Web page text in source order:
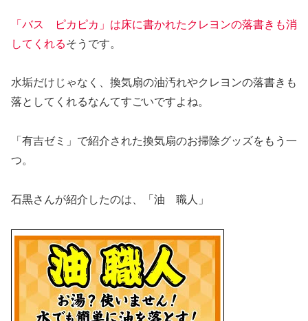
「バス ピカピカ」は床に書かれたクレヨンの落書きも消
してくれるそうです。
水垢だけじゃなく、換気扇の油汚れやクレヨンの落書きも
落としてくれるなんてすごいですよね。
「有吉ゼミ」で紹介された換気扇のお掃除グッズをもう一
つ。
石黒さんが紹介したのは、 「油 職人」